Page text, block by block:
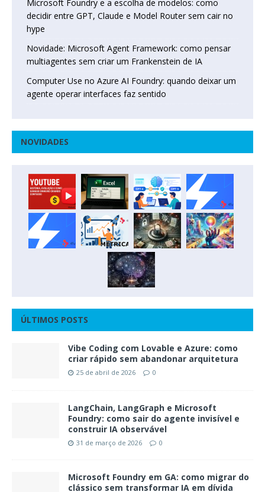
Microsoft Foundry e a escolha de modelos: como
decidir entre GPT, Claude e Model Router sem cair no
hype
Novidade: Microsoft Agent Framework: como pensar
multiagentes sem criar um Frankenstein de IA
Computer Use no Azure AI Foundry: quando deixar um
agente operar interfaces faz sentido
NOVIDADES
ÚLTIMOS POSTS
Vibe Coding com Lovable e Azure: como
criar rápido sem abandonar arquitetura
25 de abril de 2026 0
LangChain, LangGraph e Microsoft
Foundry: como sair do agente invisível e
construir IA observável
31 de março de 2026 0
Microsoft Foundry em GA: como migrar do
clássico sem transformar IA em dívida